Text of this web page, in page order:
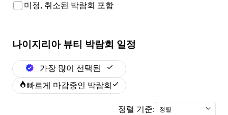
미정, 취소된 박람회 포함
나이지리아 뷰티 박람회 일정
가장 많이 선택된
빠르게 마감중인 박람회
정렬 기준: 정렬